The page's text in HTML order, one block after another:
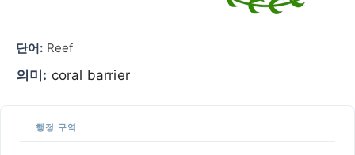
단어: Reef
의미: coral barrier
행정 구역